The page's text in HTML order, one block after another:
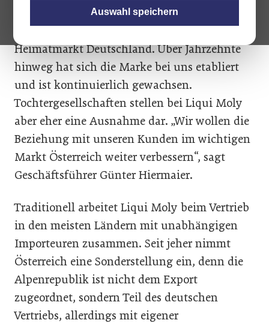
Auswahl speichern
GmbH ihre Arbeit aufgenommen. Österreich
Heimatmarkt Deutschland. Über Jahrzehnte
hinweg hat sich die Marke bei uns etabliert
und ist kontinuierlich gewachsen.
Tochtergesellschaften stellen bei Liqui Moly
aber eher eine Ausnahme dar. „Wir wollen die
Beziehung mit unseren Kunden im wichtigen
Markt Österreich weiter verbessern“, sagt
Geschäftsführer Günter Hiermaier.
Traditionell arbeitet Liqui Moly beim Vertrieb
in den meisten Ländern mit unabhängigen
Importeuren zusammen. Seit jeher nimmt
Österreich eine Sonderstellung ein, denn die
Alpenrepublik ist nicht dem Export
zugeordnet, sondern Teil des deutschen
Vertriebs, allerdings mit eigener